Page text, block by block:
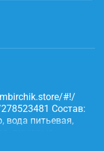
#!/
Состав:
вода питьевая,
пищевые